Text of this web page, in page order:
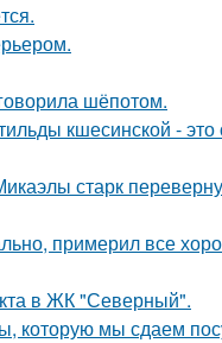
шёпотом.
кшесинской -
старк
примерил все
в ЖК "Северный".
которую мы сдаем